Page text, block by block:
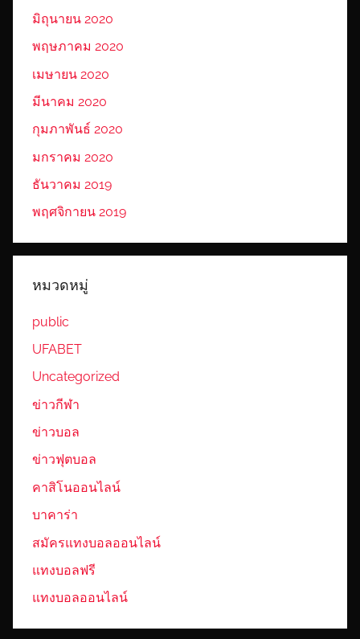
มิถุนายน 2020
พฤษภาคม 2020
เมษายน 2020
มีนาคม 2020
กุมภาพันธ์ 2020
มกราคม 2020
ธันวาคม 2019
พฤศจิกายน 2019
หมวดหมู่
public
UFABET
Uncategorized
ข่าวกีฬา
ข่าวบอล
ข่าวฟุตบอล
คาสิโนออนไลน์
บาคาร่า
สมัครแทงบอลออนไลน์
แทงบอลฟรี
แทงบอลออนไลน์